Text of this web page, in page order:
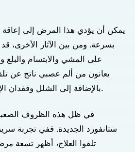
يمكن أن يؤدي هذا المرض إلى إعاقة
بسرعة. ومن بين الآثار الأخرى،
على المشي والابتسام والبلع
يعانون من ألم عصبي ناتج عن
بالإضافة إلى الشلل وفقدان الإحساس وسلس البول.
في ظل هذه الظروف
تلقوا العلاج، أظهر تسعة